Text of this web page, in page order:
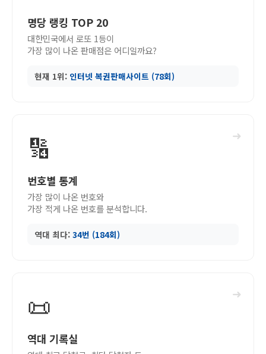
명당 랭킹 TOP 20
대한민국에서 로또 1등이
가장 많이 나온 판매점은 어디일까요?
현재 1위: 인터넷 복권판매사이트 (78회)
➜
🔢
번호별 통계
가장 많이 나온 번호와
가장 적게 나온 번호를 분석합니다.
역대 최다: 34번 (184회)
➜
📜
역대 기록실